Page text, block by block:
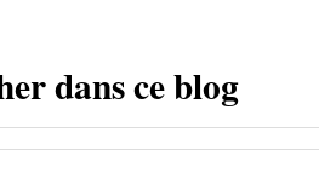
dans ce blog